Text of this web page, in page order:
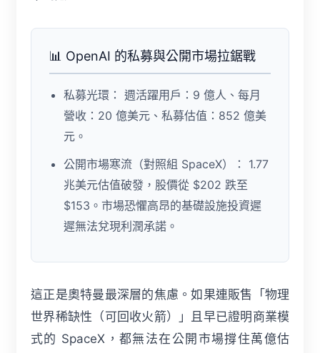
📊 OpenAI 的私募與公開市場拉鋸戰
私募光環： 週活躍用戶：9 億人、每月
營收：20 億美元、私募估值：852 億美
元。
公開市場寒流（對照組 SpaceX）：
1.77
兆美元估值破發，股價從 $202 跌至
$153。市場恐懼高昂的基礎設施投資遲
遲無法兌現利潤承諾。
這正是奧特曼最深層的焦慮。如果連販售「物理
世界稀缺性（可回收火箭）」且早已證明商業模
式的 SpaceX，都無法在公開市場撐住萬億估